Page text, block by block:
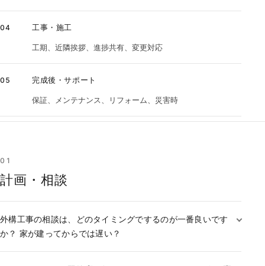
04 工事・施工
工期、近隣挨拶、進捗共有、変更対応
05 完成後・サポート
保証、メンテナンス、リフォーム、災害時
01
計画・相談
外構工事の相談は、どのタイミングでするのが一番良いです
か？ 家が建ってからでは遅い？